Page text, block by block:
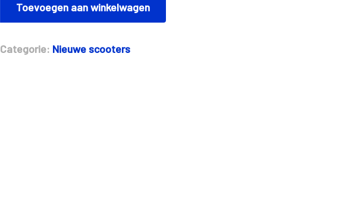
Toevoegen aan winkelwagen
Categorie: Nieuwe scooters